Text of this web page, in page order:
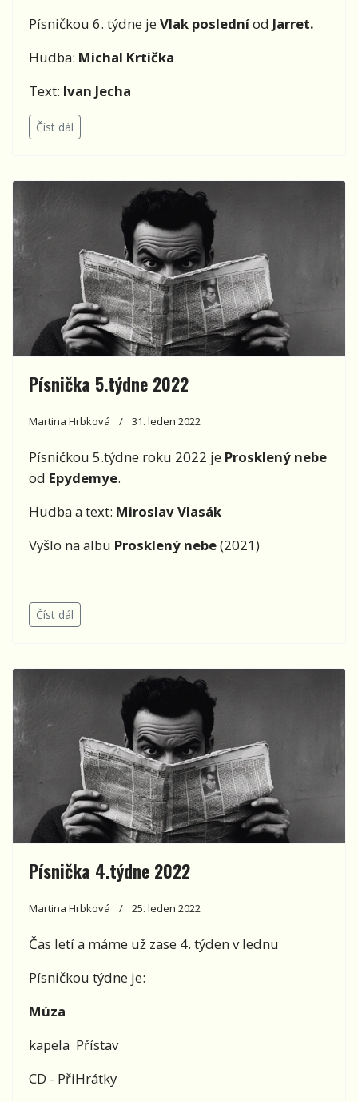
Písničkou 6. týdne je Vlak posledníod Jarret.
Hudba: Michal Krtička
Text: Ivan Jecha
Číst dál
Písnička 5.týdne 2022
Martina Hrbková 31. leden 2022
Písničkou 5.týdne roku 2022 je Prosklený nebe
od Epydemye.
Hudba a text: Miroslav Vlasák
Vyšlo na albu Prosklený nebe(2021)
Číst dál
Písnička 4.týdne 2022
Martina Hrbková 25. leden 2022
Čas letí a máme už zase 4. týden v lednu
Písničkou týdne je:
Múza
kapela Přístav
CD - PřiHrátky